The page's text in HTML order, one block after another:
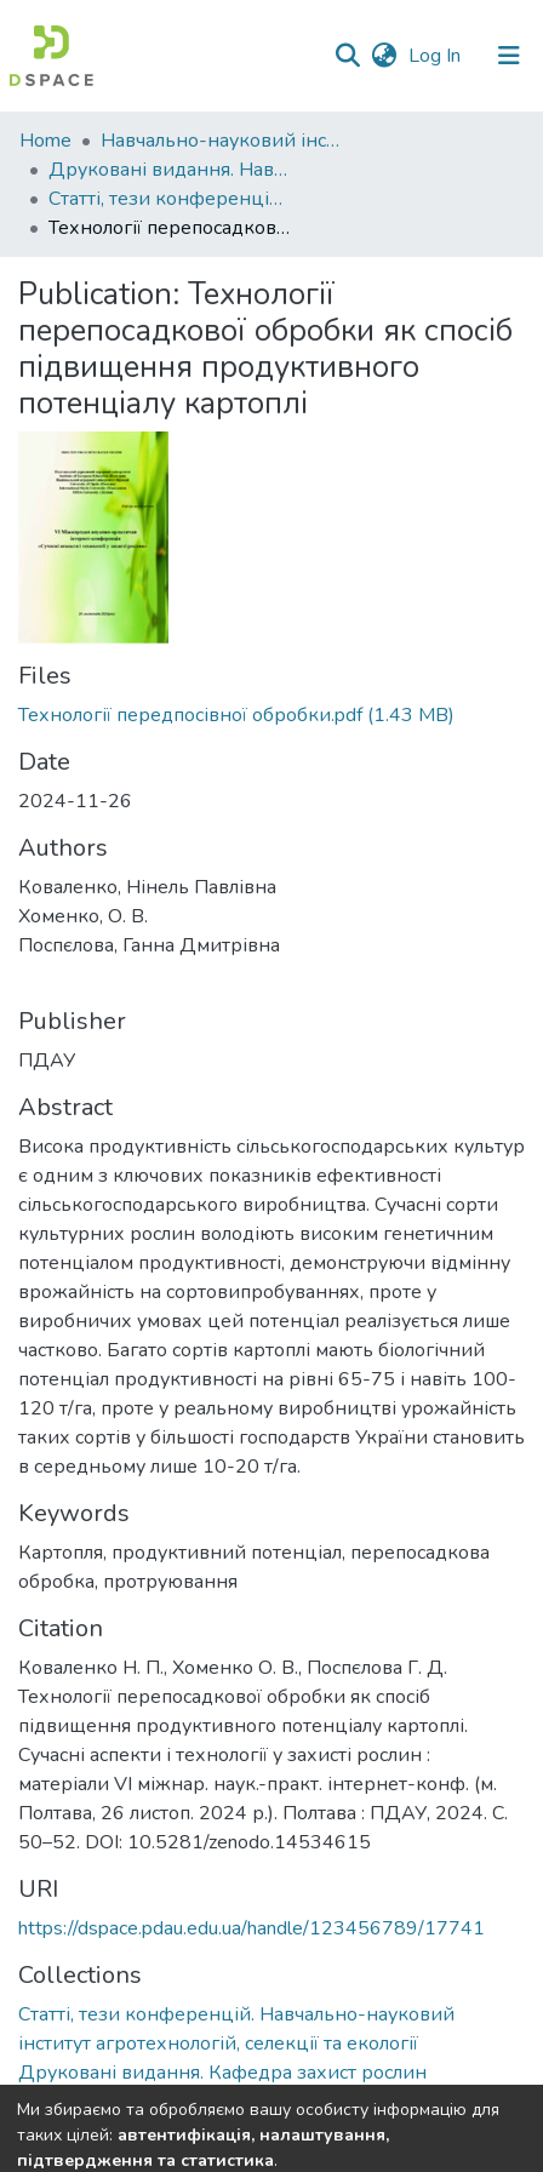
Log In (current)
Communities
&
Collections
Statistics
Home
Навчально-науковий інститут агротехнологій, селекції та екології
Друковані видання. Навчально-науковий інститут агротехнологій, селекції та екології
Статті, тези конференцій. Навчально-науковий інститут агротехнологій, селекції та екології
Технології перепосадкової обробки як спосіб підвищення продуктивного потенціалу картоплі
Publication: Технології
перепосадкової обробки як спосіб
підвищення продуктивного
потенціалу картоплі
Files
Технології передпосівної обробки.pdf(1.43 MB)
Date
2024-11-26
Authors
Коваленко, Нінель Павлівна
Хоменко, О. В.
Поспєлова, Ганна Дмитрівна
Publisher
ПДАУ
Abstract
Висока продуктивність сільськогосподарських культур
є одним з ключових показників ефективності
сільськогосподарського виробництва. Сучасні сорти
культурних рослин володіють високим генетичним
потенціалом продуктивності, демонструючи відмінну
врожайність на сортовипробуваннях, проте у
виробничих умовах цей потенціал реалізується лише
частково. Багато сортів картоплі мають біологічний
потенціал продуктивності на рівні 65-75 і навіть 100-
120 т/га, проте у реальному виробництві урожайність
таких сортів у більшості господарств України становить
в середньому лише 10-20 т/га.
Keywords
Картопля, продуктивний потенціал, перепосадкова
обробка, протруювання
Citation
Коваленко Н. П., Хоменко О. В., Поспєлова Г. Д.
Технології перепосадкової обробки як спосіб
підвищення продуктивного потенціалу картоплі.
Сучасні аспекти і технології у захисті рослин :
матеріали VI міжнар. наук.-практ. інтернет-конф. (м.
Полтава, 26 листоп. 2024 р.). Полтава : ПДАУ, 2024. С.
50–52. DOI: 10.5281/zenodo.14534615
URI
https://dspace.pdau.edu.ua/handle/123456789/17741
Collections
Статті, тези конференцій. Навчально-науковий
інститут агротехнологій, селекції та екології
Друковані видання. Кафедра захист рослин
Full item page
Ми збираємо та обробляємо вашу особисту інформацію для
таких цілей: автентифікація, налаштування,
підтвердження та статистика.